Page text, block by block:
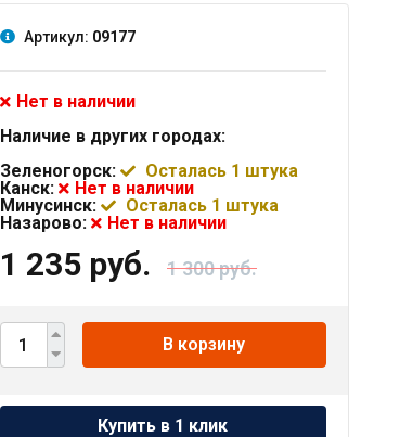
Артикул: 09177
Нет в наличии
Наличие в других городах:
Зеленогорск:
Осталась 1 штука
Канск:
Нет в наличии
Минусинск:
Осталась 1 штука
Назарово:
Нет в наличии
1 235 руб. 1 300 руб.
В корзину